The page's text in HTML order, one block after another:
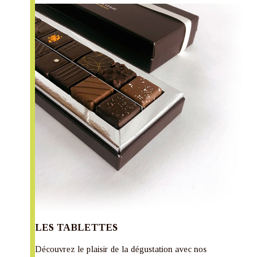
LES TABLETTES
Découvrez le plaisir de la dégustation avec nos